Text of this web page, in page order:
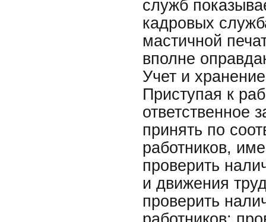
служб
кадровых
мастичной
вполне
Учет и
Приступая к
ответственное
принять по
работников,
проверить
и движения
проверить